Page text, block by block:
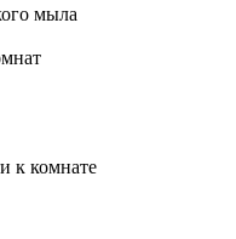
мыла
к комнате